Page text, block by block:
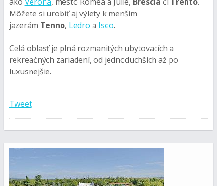
Môžete si urobiť aj výlety k menším
jazerám Tenno, Ledro a Iseo.
Celá oblasť je plná rozmanitých ubytovacích a
rekreačných zariadení, od jednoduchších až po
luxusnejšie.
Tweet